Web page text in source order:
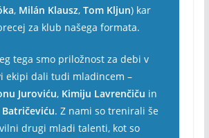
, Milán Klausz, Tom Kljun) kar
za klub našega formata.
tega smo priložnost za debi v
ekipi dali tudi mladincem –
Juroviću, Kimiju Lavrenčiču in
. Z nami so trenirali še
drugi mladi talenti, kot so